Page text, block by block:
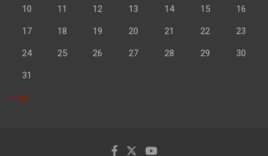
10 11 12 13 14 15 16
17 18 19 20 21 22 23
24 25 26 27 28 29 30
31
« Jul